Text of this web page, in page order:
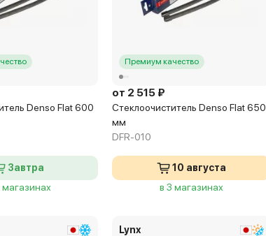
Denso Flat 600
Завтра
магазинах
Премиум качество
от 2 515 ₽
Стеклоочиститель Denso Flat 650
мм
DFR-010
10 августа
в 3 магазинах
Lynx